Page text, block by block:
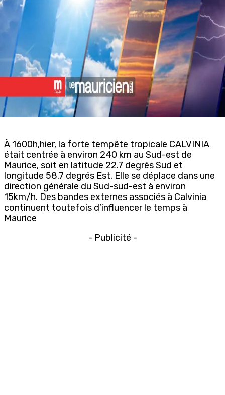
À 1600h,hier, la forte tempête tropicale CALVINIA
était centrée à environ 240 km au Sud-est de
Maurice, soit en latitude 22.7 degrés Sud et
longitude 58.7 degrés Est. Elle se déplace dans une
direction générale du Sud-sud-est à environ
15km/h. Des bandes externes associés à Calvinia
continuent toutefois d’influencer le temps à
Maurice
- Publicité -